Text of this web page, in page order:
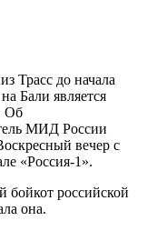
Трасс до начала
Бали является
Об
МИД России
вечер с
«Россия-1».
бойкот российской
она.